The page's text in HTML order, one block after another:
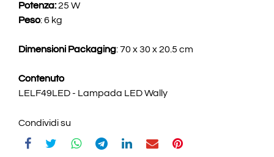
Potenza:25 W
Peso: 6 kg
Dimensioni Packaging: 70 x 30 x 20.5 cm
Contenuto
LELF49LED - Lampada LED Wally
Condividi su